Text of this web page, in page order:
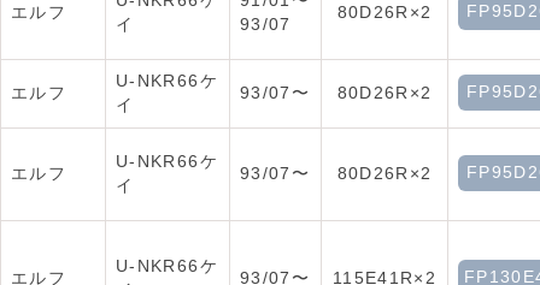
エルフ
イ
93/07
80D26R×2
エルフ
U-NKR66ケ
イ
93/07〜 80D26R×2
エルフ
U-NKR66ケ
イ
93/07〜 80D26R×2
エルフ
U-NKR66ケ
93/07〜 115E41R×2